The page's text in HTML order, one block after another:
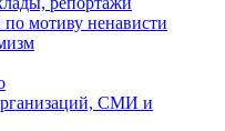
мотиву ненависти
СМИ и